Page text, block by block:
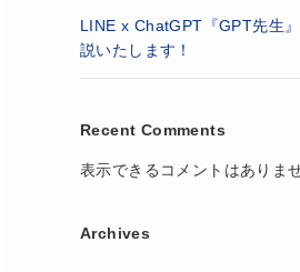
LINE x ChatGPT『GPT先生
説いたします！
Recent Comments
表示できるコメントはありませ
Archives